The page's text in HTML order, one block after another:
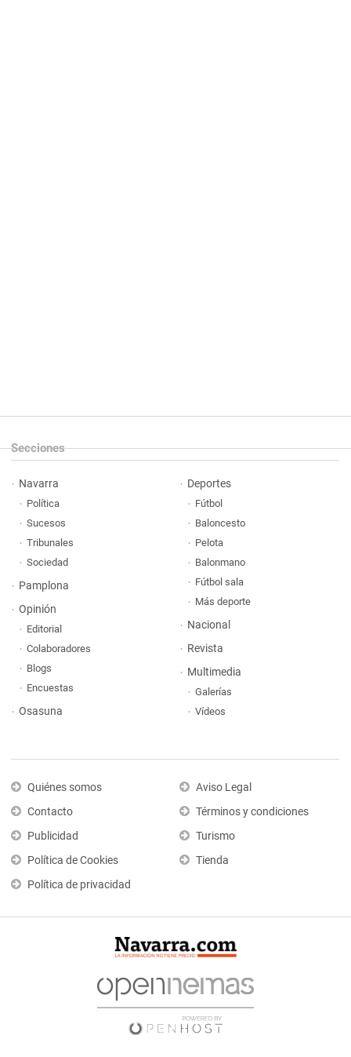
Secciones
Navarra
Política
Sucesos
Tribunales
Sociedad
Pamplona
Opinión
Editorial
Colaboradores
Blogs
Encuestas
Osasuna
Deportes
Fútbol
Baloncesto
Pelota
Balonmano
Fútbol sala
Más deporte
Nacional
Revista
Multimedia
Galerías
Vídeos
Quiénes somos
Contacto
Publicidad
Política de Cookies
Política de privacidad
Aviso Legal
Términos y condiciones
Turismo
Tienda